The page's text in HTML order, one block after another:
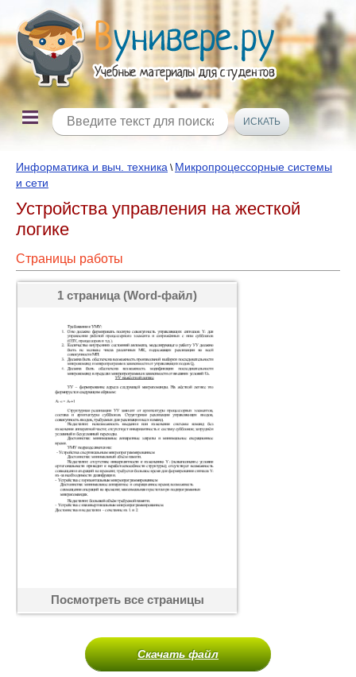
Информатика и выч. техника \ Микропроцессорные системы
и сети
Устройства управления на жесткой
логике
Страницы работы
1 страница (Word-файл)
Посмотреть все страницы
Скачать файл